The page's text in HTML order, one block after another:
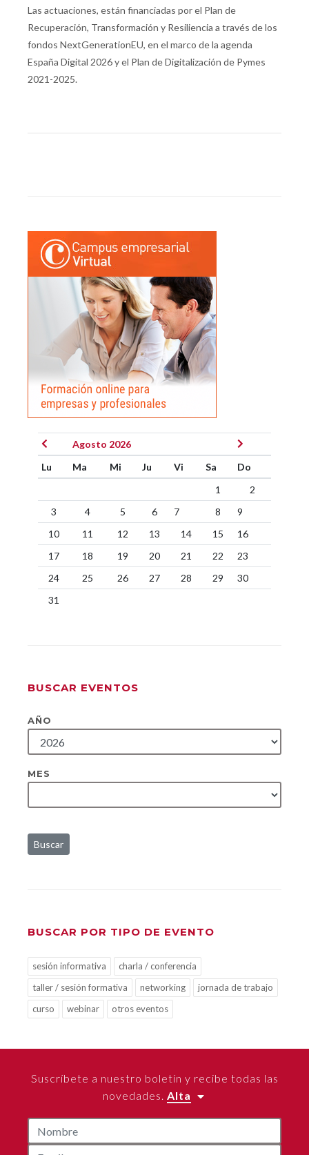
Las actuaciones, están financiadas por el Plan de
Recuperación, Transformación y Resiliencia a través de los
fondos NextGenerationEU, en el marco de la agenda
España Digital 2026 y el Plan de Digitalización de Pymes
2021-2025.
Agosto 2026
Lu
Ma Mi Ju Vi Sa
Do
1
2
3
4 5 6 7 8
9
10
11 12 13 14 15
16
17
18 19 20 21 22
23
24
25 26 27 28 29
30
31
BUSCAR EVENTOS
AÑO
MES
Buscar
BUSCAR POR TIPO DE EVENTO
sesión informativa
charla / conferencia
taller / sesión formativa
networking
jornada de trabajo
curso
webinar otros eventos
Suscríbete a nuestro boletín y recibe todas las
novedades. Alta